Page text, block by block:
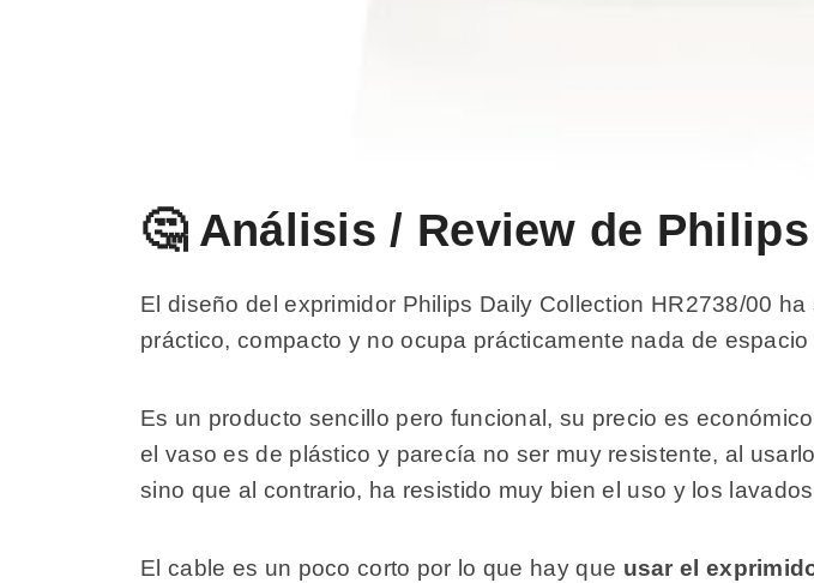
🤔 Análisis / Review de
El diseño del exprimidor Philips Daily Collection HR2738/00
práctico, compacto y no ocupa prácticamente nada de
Es un producto sencillo pero funcional, su precio es
el vaso es de plástico y parecía no ser muy resistente, al
sino que al contrario, ha resistido muy bien el uso y los
El cable es un poco corto por lo que hay que usar el